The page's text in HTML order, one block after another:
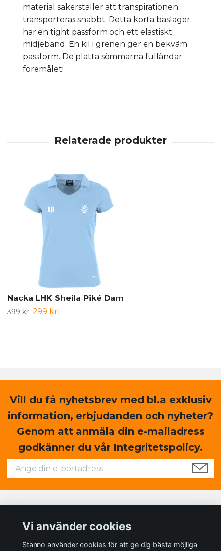
material säkerställer att transpirationen
transporteras snabbt. Detta korta baslager
har en tight passform och ett elastiskt
midjeband. En kil i grenen ger en bekväm
passform. De platta sömmarna fulländar
föremålet!
Nacka LHK Sheila Piké Dam
399 kr 299 kr
Vill du få nyhetsbrev med bl.a exklusiv
information, erbjudanden och nyheter?
Genom att anmäla din e-mailadress
godkänner du vår Integritetspolicy.
Sociala medier
Vi använder cookies
Stanno använder cookies för att ge dig bästa möjliga